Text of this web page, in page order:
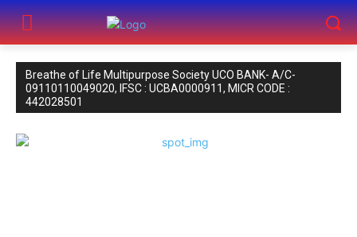
Breathe of Life Multipurpose Society UCO BANK- A/C-
09110110049020, IFSC : UCBA0000911, MICR CODE :
442028501